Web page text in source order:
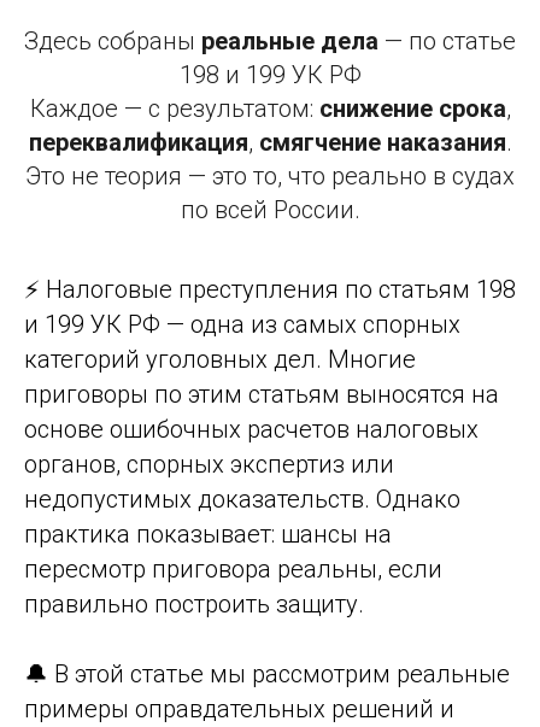
Здесь собраны реальные дела — по статье
198 и 199 УК РФ
Каждое — с результатом: снижение срока,
переквалификация, смягчение наказания.
Это не теория — это то, что реально в судах
по всей России.
⚡ Налоговые преступления по статьям 198
и 199 УК РФ — одна из самых спорных
категорий уголовных дел. Многие
приговоры по этим статьям выносятся на
основе ошибочных расчетов налоговых
органов, спорных экспертиз или
недопустимых доказательств. Однако
практика показывает: шансы на
пересмотр приговора реальны, если
правильно построить защиту.
🔔 В этой статье мы рассмотрим реальные
примеры оправдательных решений и